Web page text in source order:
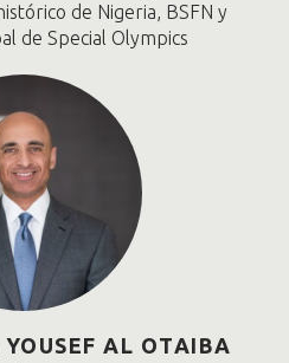
de Nigeria, BSFN y
de Special Olympics
YOUSEF AL OTAIBA